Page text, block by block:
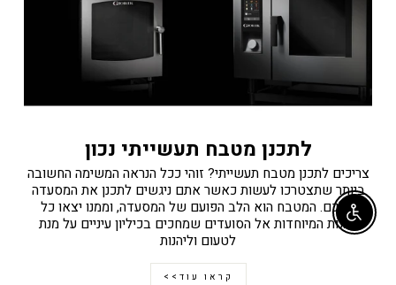
לתכנן מטבח תעשייתי נכון
צריכים לתכנן מטבח תעשייתי? זוהי ככל הנראה המשימה החשובה
ביותר שתצטרכו לעשות כאשר אתם ניגשים לתכנן את המסעדה
שלכם. המטבח הוא הלב הפועם של המסעדה, וממנו יצאו כל
המנות המיוחדות אל הסועדים שמחכים בכיליון עיניים על מנת
לטעום וליהנות
קראו עוד>>
Enable accessibility